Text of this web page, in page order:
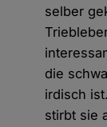
selber
die
irdisch
stirbt sie